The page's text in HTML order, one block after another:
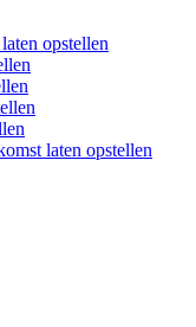
opstellen
laten opstellen